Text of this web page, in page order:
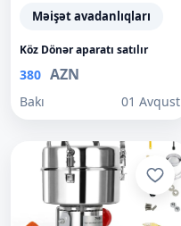
Məişət avadanlıqları
Köz Dönər aparatı satılır
380 AZN
Bakı 01 Avqust